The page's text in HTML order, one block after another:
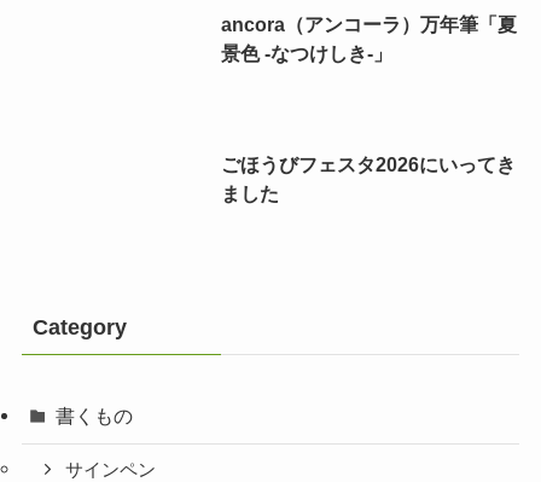
ancora（アンコーラ）万年筆「夏
景色 -なつけしき-」
ごほうびフェスタ2026にいってき
ました
Category
書くもの
サインペン